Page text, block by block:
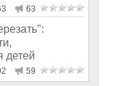
63
детей
59